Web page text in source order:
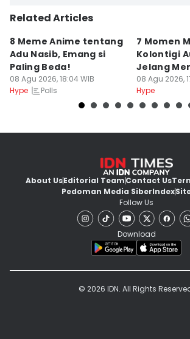
Related Articles
8 Meme Anime tentang
Adu Nasib, Emang si
Paling Beda!
08 Agu 2026, 18:04 WIB
Hype
Polls
7 Momen
Kolontigi
Jelang
Adat Kaili
08 Agu 2026,
Hype
About UsEditorial TeamContact Us
Pedoman Media SiberIndex
Follow Us
Download
© 2026 IDN. All Rights